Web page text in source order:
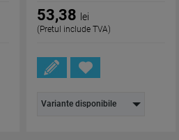
53,38 lei
(Pretul include TVA)
Variante disponibile